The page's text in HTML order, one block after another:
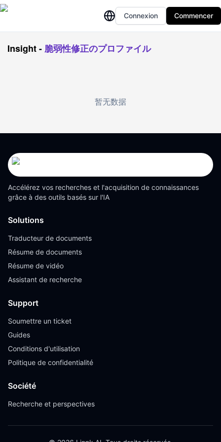
Connexion Commencer
Insight- 脆弱性修正のプロファイル
暂无数据
Accélérez vos recherches et l'acquisition de connaissances
grâce à des outils basés sur l'IA
Solutions
Traducteur de documents
Résume de documents
Résume de vidéo
Assistant de recherche
Support
Soumettre un ticket
Guides
Conditions d'utilisation
Politique de confidentialité
Société
Recherche et perspectives